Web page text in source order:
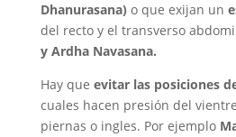
Dhanurasana) o que exijan un
del recto y el transverso
y Ardha Navasana.
Hay que evitar las posiciones
cuales hacen presión del
piernas o ingles. Por ejemplo